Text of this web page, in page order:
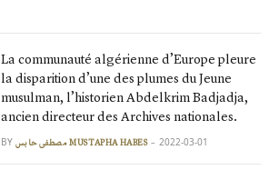
La communauté algérienne d’Europe pleure
la disparition d’une des plumes du Jeune
musulman, l’historien Abdelkrim Badjadja,
ancien directeur des Archives nationales.
BY مصطفى حابس MUSTAPHA HABES 2022-03-01